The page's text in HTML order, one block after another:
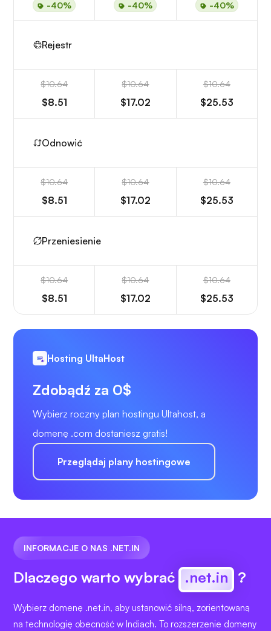
-40% -40% -40%
Rejestr
$10.64
$8.51
$10.64
$17.02
$10.64
$25.53
Odnowić
$10.64
$8.51
$10.64
$17.02
$10.64
$25.53
Przeniesienie
$10.64
$8.51
$10.64
$17.02
$10.64
$25.53
Hosting UltaHost
Zdobądź za 0$
Wybierz roczny plan hostingu Ultahost, a
domenę .com dostaniesz gratis!
Przeglądaj plany hostingowe
INFORMACJE O NAS .NET.IN
Dlaczego warto wybrać .net.in ?
Wybierz domenę .net.in, aby ustanowić silną, zorientowaną
na technologię obecność w Indiach. To rozszerzenie domeny